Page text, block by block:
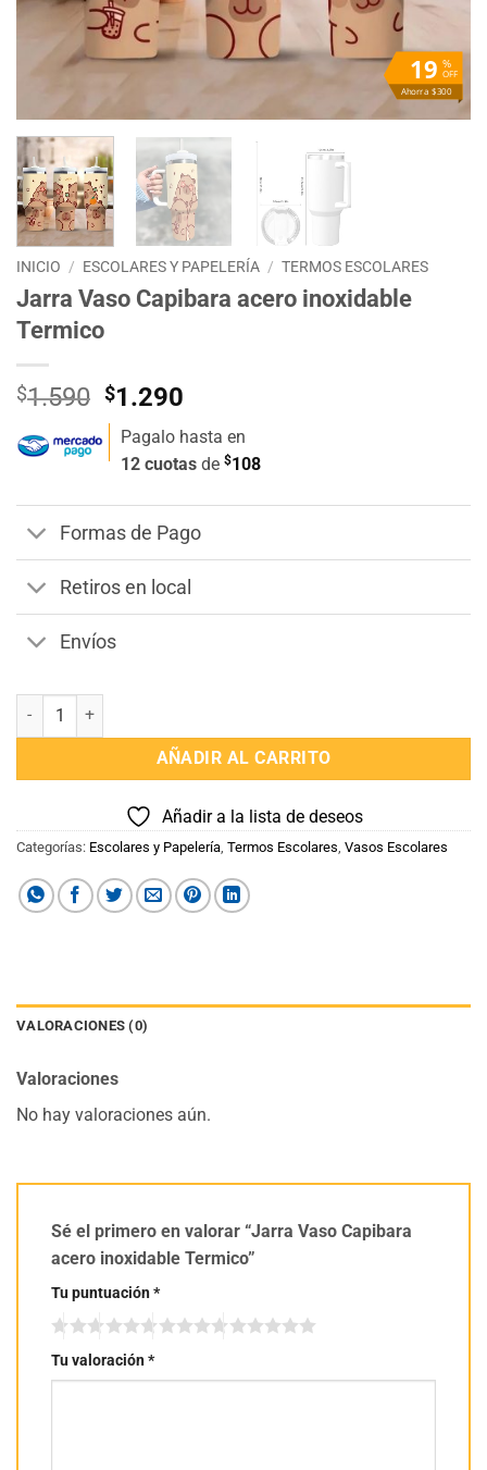
%
OFF
19
Ahorra $300
INICIO / ESCOLARES Y PAPELERÍA / TERMOS ESCOLARES
Jarra Vaso Capibara acero inoxidable
Termico
$1.590 El
precio
original
era:
$1.590.
$1.290
actual
es:
$1.290.
Pagalo hasta en
12 cuotas de $108
Formas de Pago
Retiros en local
Envíos
Jarra Vaso Capibara acero inoxidable Termico cantidad
AÑADIR AL CARRITO
Añadir a la lista de deseos
Categorías: Escolares y Papelería Termos Escolares Vasos Escolares
VALORACIONES (0)
Valoraciones
No hay valoraciones aún.
Sé el primero en valorar “Jarra Vaso Capibara
acero inoxidable Termico”
Tu puntuación*
Tu valoración*